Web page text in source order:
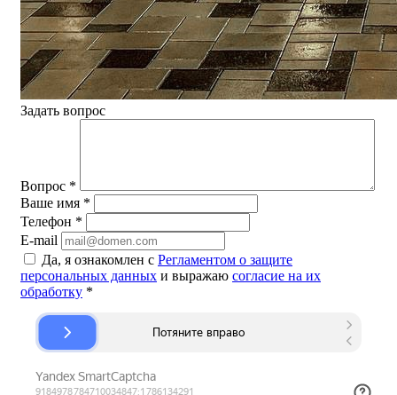
Задать вопрос
Вопрос *
Ваше имя *
Телефон *
E-mail
Да, я ознакомлен с Регламентом о защите
персональных данных и выражаю согласие на их
обработку *